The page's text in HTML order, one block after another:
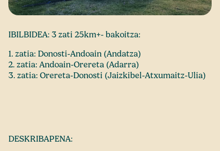
IBILBIDEA: 3 zati 25km+- bakoitza:
1. zatia: Donosti-Andoain (Andatza)
2. zatia: Andoain-Orereta (Adarra)
3. zatia: Orereta-Donosti (Jaizkibel-Atxumaitz-Ulia)
DESKRIBAPENA: